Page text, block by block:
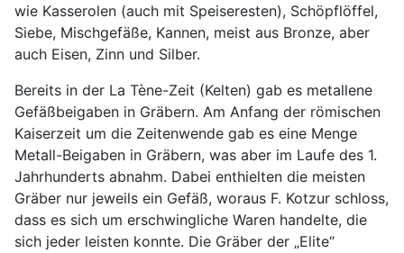
wie Kasserolen (auch mit Speiseresten), Schöpflöffel,
Siebe, Mischgefäße, Kannen, meist aus Bronze, aber
auch Eisen, Zinn und Silber.
Bereits in der La Tène-Zeit (Kelten) gab es metallene
Gefäßbeigaben in Gräbern. Am Anfang der römischen
Kaiserzeit um die Zeitenwende gab es eine Menge
Metall-Beigaben in Gräbern, was aber im Laufe des 1.
Jahrhunderts abnahm. Dabei enthielten die meisten
Gräber nur jeweils ein Gefäß, woraus F. Kotzur schloss,
dass es sich um erschwingliche Waren handelte, die
sich jeder leisten konnte. Die Gräber der „Elite“